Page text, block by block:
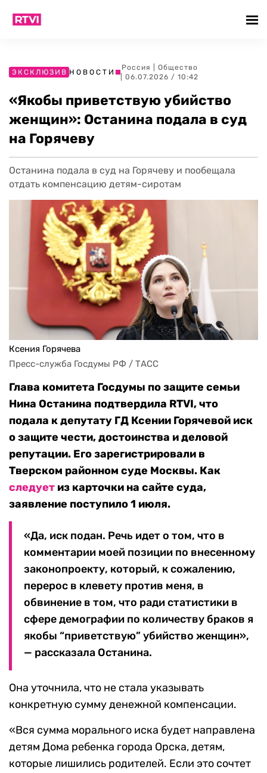
ЭКСКЛЮЗИВ НОВОСТИ
Россия
Общество
| 06.07.2026 / 10:42
«Якобы приветствую убийство
женщин»: Останина подала в суд
на Горячеву
Останина подала в суд на Горячеву и пообещала
отдать компенсацию детям-сиротам
Ксения Горячева
Пресс-служба Госдумы РФ / ТАСС
Глава комитета Госдумы по защите семьи
Нина Останина подтвердила RTVI, что
подала к депутату ГД Ксении Горячевой иск
о защите чести, достоинства и деловой
репутации. Его зарегистрировали в
Тверском районном суде Москвы. Как
следует из карточки на сайте суда,
заявление поступило 1 июля.
«Да, иск подан. Речь идет о том, что в
комментарии моей позиции по внесенному
законопроекту, который, к сожалению,
перерос в клевету против меня, в
обвинение в том, что ради статистики в
сфере демографии по количеству браков я
якобы “приветствую” убийство женщин»,
— рассказала Останина.
Она уточнила, что не стала указывать
конкретную сумму денежной компенсации.
«Вся сумма морального иска будет направлена
детям Дома ребенка города Орска, детям,
которые лишились родителей. Если это сочтет